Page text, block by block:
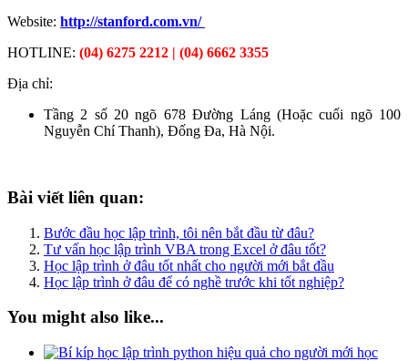
Website: http://stanford.com.vn/
HOTLINE: (04) 6275 2212 | (04) 6662 3355
Địa chỉ:
Tầng 2 số 20 ngõ 678 Đường Láng (Hoặc cuối ngõ 100
Nguyễn Chí Thanh), Đống Đa, Hà Nội.
Bài viết liên quan:
Bước đầu học lập trình, tôi nên bắt đầu từ đâu?
Tư vấn học lập trình VBA trong Excel ở đâu tốt?
Học lập trình ở đâu tốt nhất cho người mới bắt đầu
Học lập trình ở đâu để có nghề trước khi tốt nghiệp?
You might also like...